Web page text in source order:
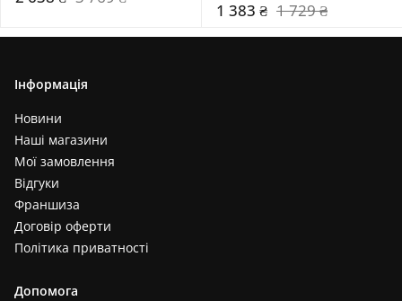
1 383 ₴ 1 729 ₴
Інформація
Новини
Наші магазини
Мої замовлення
Відгуки
Франшиза
Договір оферти
Політика приватності
Допомога